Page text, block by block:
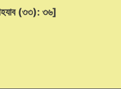
(৩৩): ৩৬]